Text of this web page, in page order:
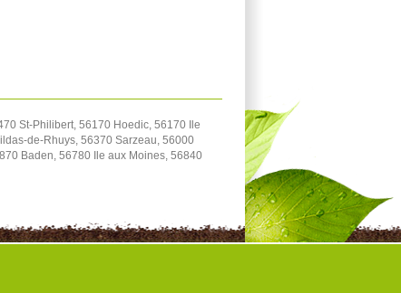
St-Philibert, 56170 Hoedic, 56170 Ile
de-Rhuys, 56370 Sarzeau, 56000
Baden, 56780 Ile aux Moines, 56840